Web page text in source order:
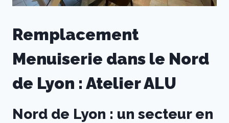
Remplacement
Menuiserie dans le Nord
de Lyon : Atelier ALU
Nord de Lyon : un secteur en